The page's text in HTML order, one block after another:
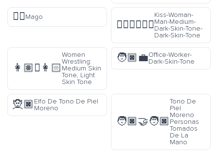
🧙‍♀️Mago
👩🏾‍❤️‍💋‍👨🏿
Kiss-Woman-
Man-Medium-
Dark-Skin-Tone-
Dark-Skin-Tone
👩🏽‍🫯‍👩🏻
Women
Wrestling:
Medium Skin
Tone, Light
Skin Tone
🧑🏿‍💼Office-Worker-
Dark-Skin-Tone
🧝🏿Elfo De Tono De Piel
Moreno
🧑🏿‍🤝‍🧑🏿
Tono De
Piel
Moreno
Personas
Tomados
De La
Mano